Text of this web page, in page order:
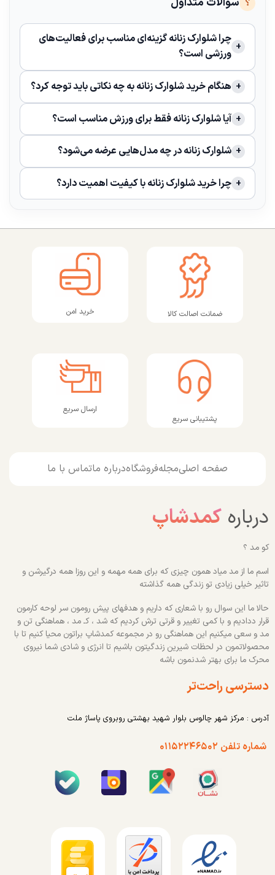
چرا شلوارک زنانه گزینه‌ای مناسب برای فعالیت‌های
ورزشی است؟
هنگام خرید شلوارک زنانه به چه نکاتی باید توجه کرد؟
آیا شلوارک زنانه فقط برای ورزش مناسب است؟
شلوارک زنانه در چه مدل‌هایی عرضه می‌شود؟
چرا خرید شلوارک زنانه با کیفیت اهمیت دارد؟
ضمانت اصالت کالا خرید امن
پشتیبانی سریع
ارسال سریع
صفحه اصلیمجلهفروشگاهدرباره ماتماس با ما
درباره کمدشاپ
کو مد ؟
اسم ما از مد میاد همون چیزی که برای همه مهمه و این روزا همه درگیرشن و
تاثیر خیلی زیادی تو زندگی همه گذاشته
حالا ما این سوال رو با شعاری که داریم و هدفهای پیش رومون سر لوحه کارمون
قرار ددادیم و با کمی تغییر و قرتی ترش کردیم که شد ، کـ مد ، هماهنگی تن و
مد و سعی میکنیم این هماهنگی رو در مجموعه کمدشاپ براتون محیا کنیم تا با
محصولاتمون در لحظات شیرین زندگیتون باشیم تا انرژی و شادی شما نیروی
محرک ما برای بهتر شدنمون باشه
دسترسی راحت‌تر
آدرس : مرکز شهر چالوس بلوار شهید بهشتی روبروی پاساژ ملت
شماره تلفن ۰۱۱۵۲۲۴۶۵۰۲